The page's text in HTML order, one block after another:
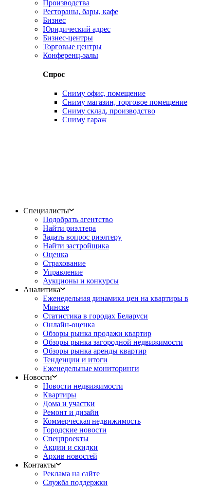
Производства
Рестораны, бары, кафе
Бизнес
Юридический адрес
Бизнес-центры
Торговые центры
Конференц-залы
Спрос
Сниму офис, помещение
Сниму магазин, торговое помещение
Сниму склад, производство
Сниму гараж
Специалисты
Подобрать агентство
Найти риэлтера
Задать вопрос риэлтеру
Найти застройщика
Оценка
Страхование
Управление
Аукционы и конкурсы
Аналитика
Еженедельная динамика цен на квартиры в
Минске
Статистика в городах Беларуси
Онлайн-оценка
Обзоры рынка продажи квартир
Обзоры рынка загородной недвижимости
Обзоры рынка аренды квартир
Тенденции и итоги
Еженедельные мониторинги
Новости
Новости недвижимости
Квартиры
Дома и участки
Ремонт и дизайн
Коммерческая недвижимость
Городские новости
Спецпроекты
Акции и скидки
Архив новостей
Контакты
Реклама на сайте
Служба поддержки